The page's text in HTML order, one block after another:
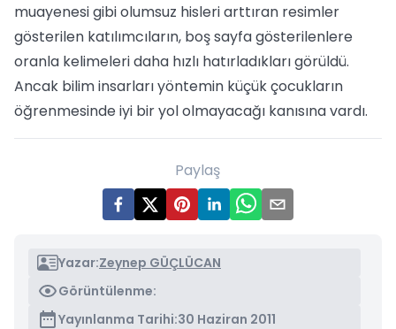
muayenesi gibi olumsuz hisleri arttıran resimler
gösterilen katılımcıların, boş sayfa gösterilenlere
oranla kelimeleri daha hızlı hatırladıkları görüldü.
Ancak bilim insarları yöntemin küçük çocukların
öğrenmesinde iyi bir yol olmayacağı kanısına vardı.
Paylaş
Yazar:Zeynep GÜÇLÜCAN
Görüntülenme:
Yayınlanma Tarihi:30 Haziran 2011